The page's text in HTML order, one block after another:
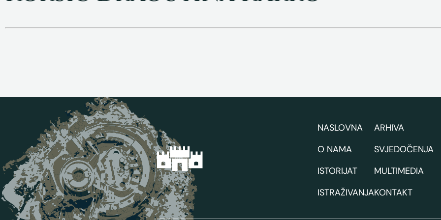
NASLOVNA
O NAMA
ISTORIJAT
ISTRAŽIVANJA
ARHIVA
SVJEDOČENJA
MULTIMEDIA
KONTAKT